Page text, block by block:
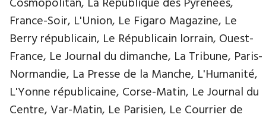
France-Soir, L'Union, Le Figaro Magazine, Le
Berry républicain, Le Républicain lorrain, Ouest-
France, Le Journal du dimanche, La Tribune, Paris-
Normandie, La Presse de la Manche, L'Humanité,
L'Yonne républicaine, Corse-Matin, Le Journal du
Centre, Var-Matin, Le Parisien, Le Courrier de